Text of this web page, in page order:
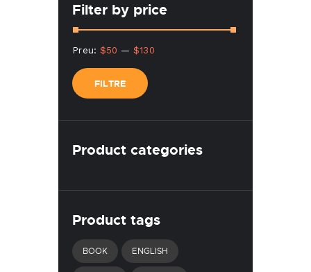
Filter by price
Preu
mínim
Preu
màxim
FILTRE
Preu: $50 — $130
Product categories
Product tags
BOOK ENGLISH